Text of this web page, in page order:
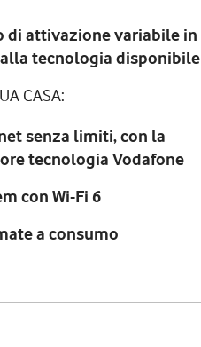
di attivazione variabile in
tecnologia disponibile
CASA:
senza limiti, con la
tecnologia Vodafone
con Wi-Fi 6
a consumo